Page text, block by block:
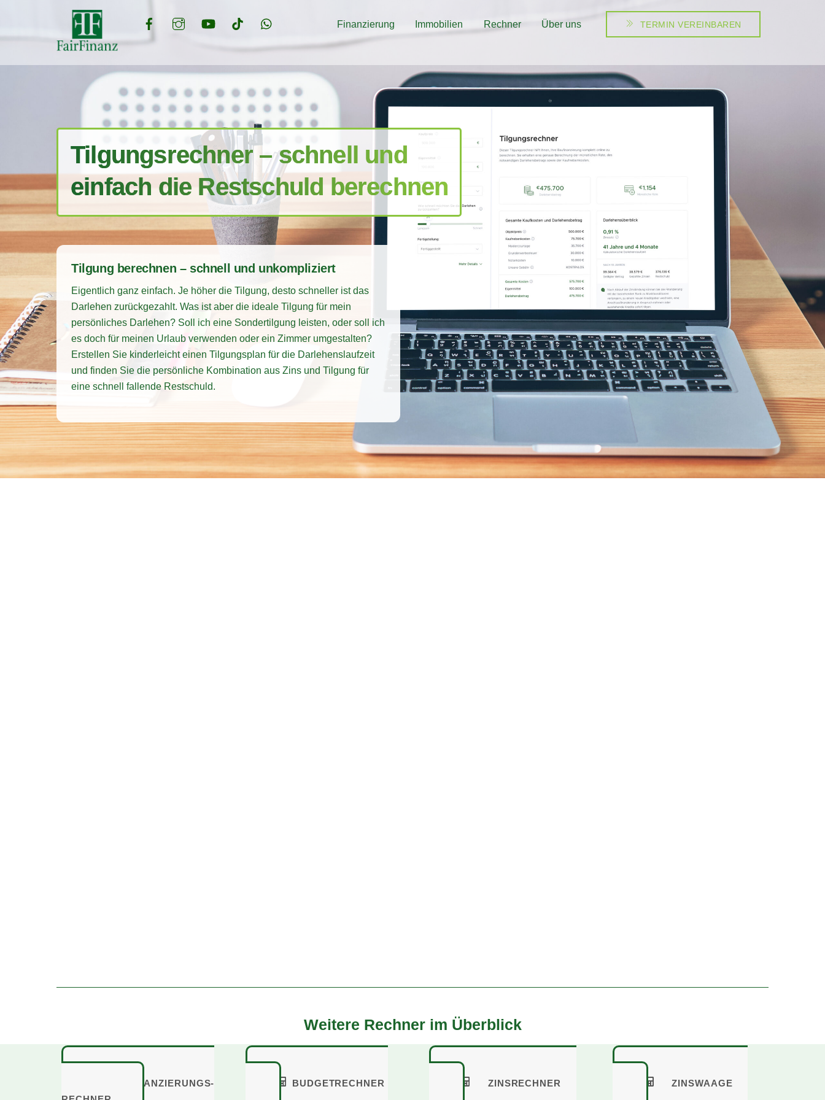
Finanzierung Immobilien Rechner Über uns TERMIN VEREINBAREN
Tilgungsrechner – schnell und
einfach die Restschuld berechnen
Tilgung berechnen – schnell und unkompliziert
Eigentlich ganz einfach. Je höher die Tilgung, desto schneller ist das
Darlehen zurückgezahlt. Was ist aber die ideale Tilgung für mein
persönliches Darlehen? Soll ich eine Sondertilgung leisten, oder soll ich
es doch für meinen Urlaub verwenden oder ein Zimmer umgestalten?
Erstellen Sie kinderleicht einen Tilgungsplan für die Darlehenslaufzeit
und finden Sie die persönliche Kombination aus Zins und Tilgung für
eine schnell fallende Restschuld.
Weitere Rechner im Überblick
BAUFINANZIERUNGS-
BUDGETRECHNER ZINSRECHNER ZINSWAAGE